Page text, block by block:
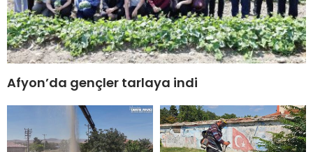
Afyon’da gençler tarlaya indi